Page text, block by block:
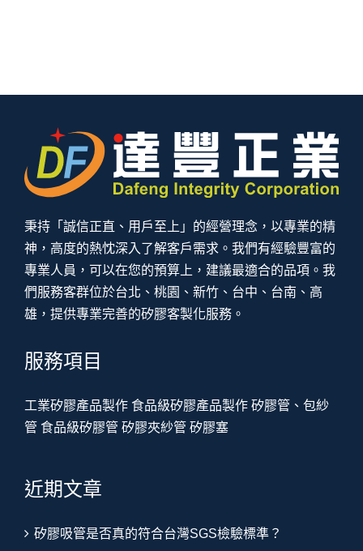
秉持「誠信正直、用戶至上」的經營理念，以專業的精
神，高度的熱忱深入了解客戶需求。我們有經驗豐富的
專業人員，可以在您的預算上，建議最適合的品項。我
們服務客群位於台北、桃園、新竹、台中、台南、高
雄，提供專業完善的矽膠客製化服務。
服務項目
工業矽膠產品製作 食品級矽膠產品製作 矽膠管、包紗
管 食品級矽膠管 矽膠夾紗管 矽膠塞
近期文章
矽膠吸管是否真的符合台灣SGS檢驗標準？